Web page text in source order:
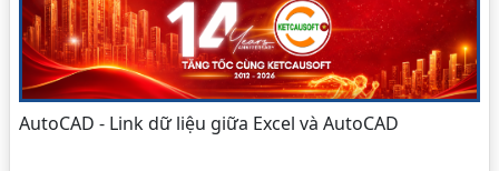
AutoCAD - Link dữ liệu giữa Excel và AutoCAD